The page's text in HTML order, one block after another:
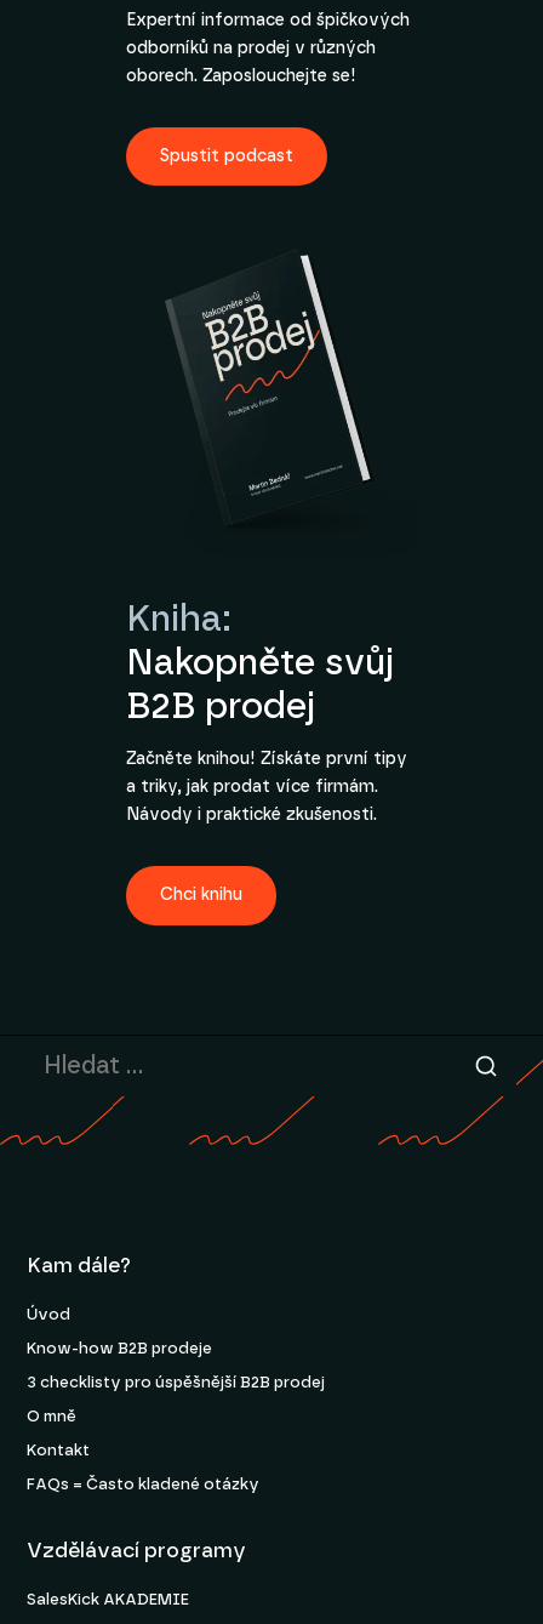
Expertní informace od špičkových
odborníků na prodej v různých
oborech. Zaposlouchejte se!
Spustit podcast
Kniha:
Nakopněte svůj
B2B prodej
Začněte knihou! Získáte první tipy
a triky, jak prodat více firmám.
Návody i praktické zkušenosti.
Chci knihu
Kam dále?
Úvod
Know-how B2B prodeje
3 checklisty pro úspěšnější B2B prodej
O mně
Kontakt
FAQs = Často kladené otázky
Vzdělávací programy
SalesKick AKADEMIE